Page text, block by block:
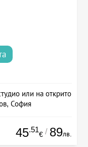
или на открито
София
45.51
€ / 89лв.